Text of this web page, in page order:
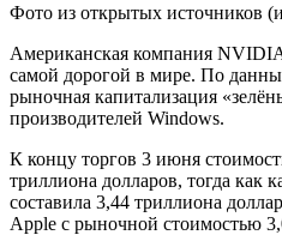
Фото из открытых источников
Американская компания
самой дорогой в мире. По
рыночная капитализация
производителей Windows.
К концу торгов 3 июня
триллиона долларов, тогда как
составила 3,44 триллиона
Apple с рыночной стоимостью